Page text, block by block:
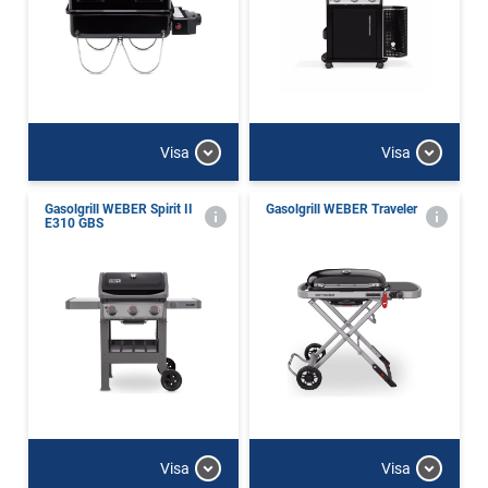
Visa Visa
Gasolgrill WEBER Spirit II
E310 GBS
Visa
Gasolgrill WEBER Traveler
Visa